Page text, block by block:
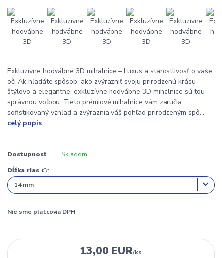
Exkluzívne hodvábne 3D mihalnice – Luxus a starostlivosť o vaše
oči Ak hľadáte spôsob, ako zvýrazniť svoju prirodzenú krásu
štýlovo a elegantne, exkluzívne hodvábne 3D mihalnice sú tou
správnou voľbou. Tieto prémiové mihalnice vám zaručia
sofistikovaný vzhľad a zvýraznia váš pohľad prirodzeným spô...
celý popis
Dostupnosť Skladom
Dĺžka rias 👉
Nie sme platcovia DPH
13,00 EUR/ks